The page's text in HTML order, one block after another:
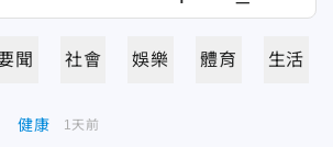
聞 社會 娛樂 體育 生活
健康 1天前